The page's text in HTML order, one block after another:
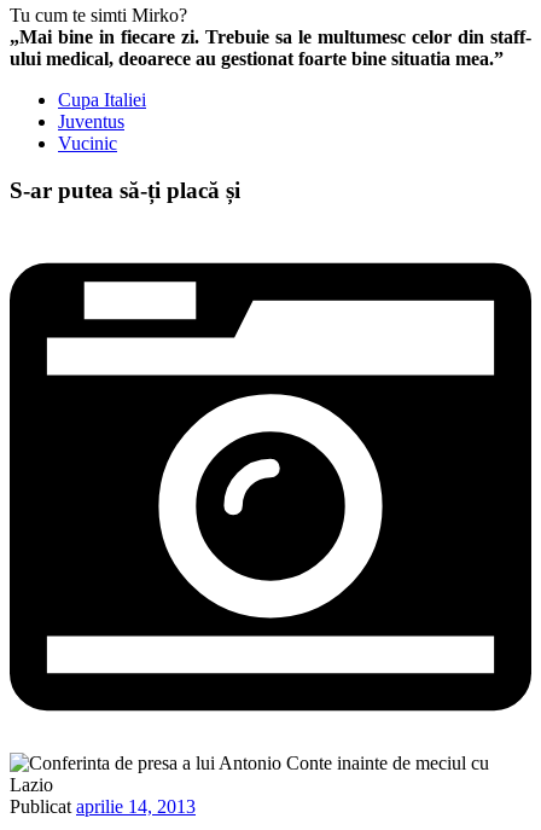
Tu cum te simti Mirko?
„Mai bine in fiecare zi. Trebuie sa le multumesc celor din staff-
ului medical, deoarece au gestionat foarte bine situatia mea.”
Cupa Italiei
Juventus
Vucinic
S-ar putea să-ți placă și
Publicat aprilie 14, 2013